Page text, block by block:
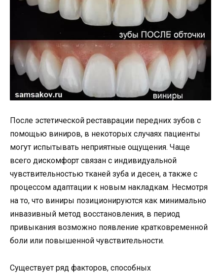
После эстетической реставрации передних зубов с
помощью виниров, в некоторых случаях пациенты
могут испытывать неприятные ощущения. Чаще
всего дискомфорт связан с индивидуальной
чувствительностью тканей зуба и десен, а также с
процессом адаптации к новым накладкам. Несмотря
на то, что виниры позиционируются как минимально
инвазивный метод восстановления, в период
привыкания возможно появление кратковременной
боли или повышенной чувствительности.
Существует ряд факторов, способных